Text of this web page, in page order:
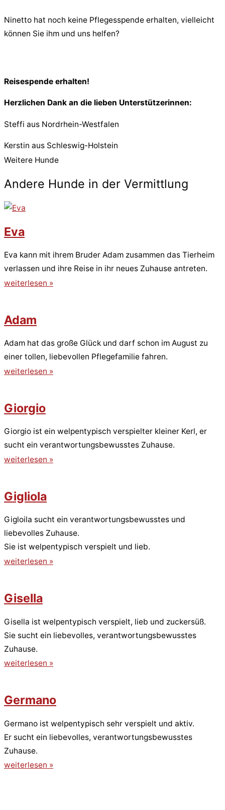
Ninetto hat noch keine Pflegesspende erhalten, vielleicht
können Sie ihm und uns helfen?
Reisespende erhalten!
Herzlichen Dank an die lieben Unterstützerinnen:
Steffi aus Nordrhein-Westfalen
Kerstin aus Schleswig-Holstein
Weitere Hunde
Andere Hunde in der Vermittlung
Eva
Eva kann mit ihrem Bruder Adam zusammen das Tierheim
verlassen und ihre Reise in ihr neues Zuhause antreten.
weiterlesen »
Adam
Adam hat das große Glück und darf schon im August zu
einer tollen, liebevollen Pflegefamilie fahren.
weiterlesen »
Giorgio
Giorgio ist ein welpentypisch verspielter kleiner Kerl, er
sucht ein verantwortungsbewusstes Zuhause.
weiterlesen »
Gigliola
Gigloila sucht ein verantwortungsbewusstes und
liebevolles Zuhause.
Sie ist welpentypisch verspielt und lieb.
weiterlesen »
Gisella
Gisella ist welpentypisch verspielt, lieb und zuckersüß.
Sie sucht ein liebevolles, verantwortungsbewusstes
Zuhause.
weiterlesen »
Germano
Germano ist welpentypisch sehr verspielt und aktiv.
Er sucht ein liebevolles, verantwortungsbewusstes
Zuhause.
weiterlesen »